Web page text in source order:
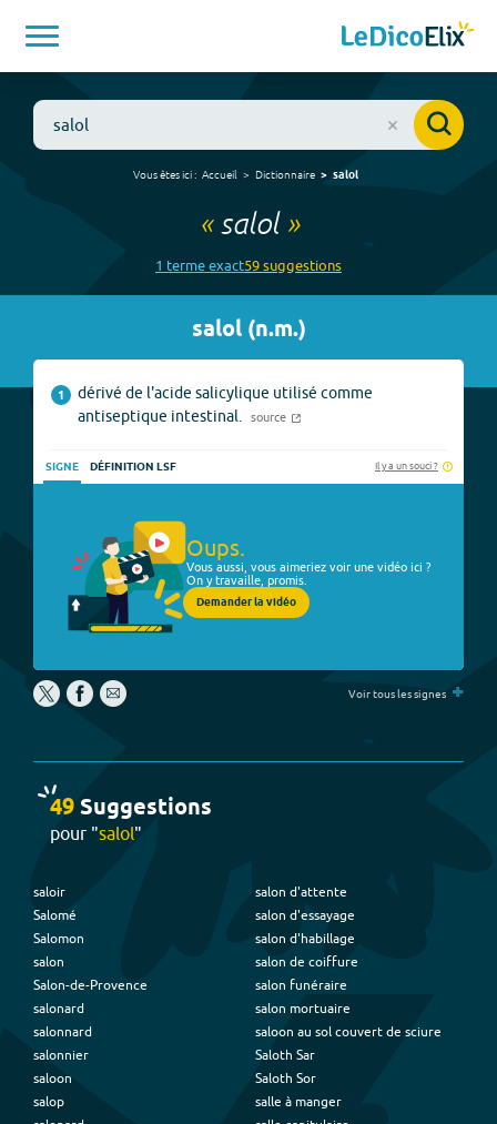
Vous êtes ici : Accueil Dictionnaire salol
«salol»
1 termeexact59suggestions
salol(n.m.)
1
dérivé de l'acide salicylique utilisé comme
antiseptique intestinal.
source
SIGNE DÉFINITION LSF Il y a un souci ?
Oups.
Vous aussi, vous aimeriez voir une vidéo ici ?
On y travaille, promis.
Demander la vidéo
Voir tous les signes +
49Suggestions
pour "salol"
saloir
Salomé
Salomon
salon
Salon-de-Provence
salonard
salonnard
salonnier
saloon
salop
salon d'attente
salon d'essayage
salon d'habillage
salon de coiffure
salon funéraire
salon mortuaire
saloon au sol couvert de sciure
Saloth Sar
Saloth Sor
salle à manger